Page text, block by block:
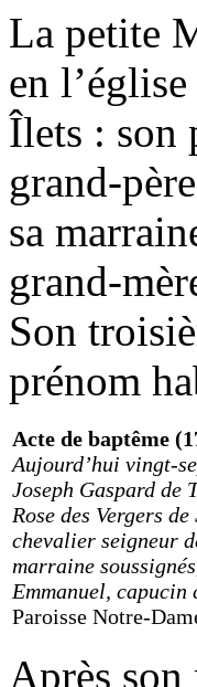
La petite
en
Îlets : son
grand-
sa
grand-
Son
prénom
Acte de baptême
Aujourd’hui vingt-
Joseph Gaspard de
Rose des Vergers
chevalier seigneur
marraine
Emmanuel, capucin
Paroisse Notre-
Après son